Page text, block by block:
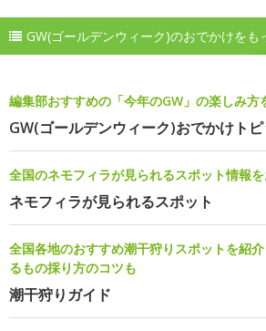
GW(ゴールデンウィーク)のおでかけをも
編集部おすすめの「今年のGW」の楽しみ方
GW(ゴールデンウィーク)おでかけト
全国のネモフィラが見られるスポット情報
ネモフィラが見られるスポット
全国各地のおすすめ潮干狩りスポットを紹
るもの採り方のコツも
潮干狩りガイド